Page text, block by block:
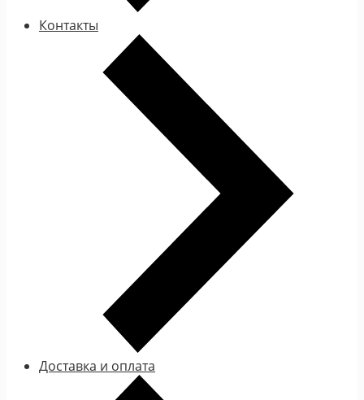
Контакты
Доставка и оплата